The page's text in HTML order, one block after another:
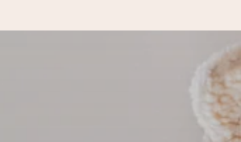
odpošljemo v 1 delovnem dnevu
veliko skrbnostjo in ga hitro pošljemo